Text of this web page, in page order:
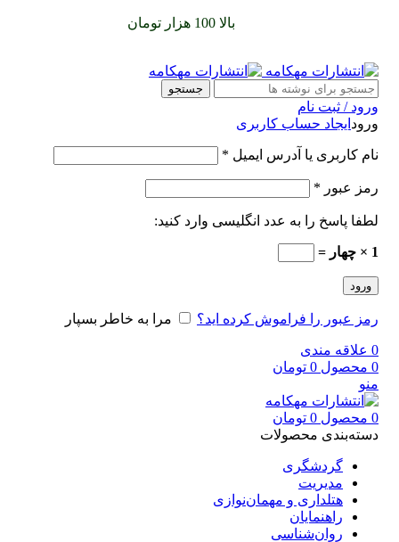
بالا 100 هزار تومان
جستجو
ورود / ثبت نام
ورود ایجاد حساب کاربری
نام کاربری یا آدرس ایمیل *
رمز عبور *
لطفا پاسخ را به عدد انگلیسی وارد کنید:
1 × چهار =
ورود
رمز عبور را فراموش کرده اید؟ مرا به خاطر بسپار
0 علاقه مندی
0 محصول 0 تومان
منو
0 محصول 0 تومان
دسته‌بندی محصولات
گردشگری
مدیریت
هتلداری و مهمان‌نوازی
راهنمایان
روان‌شناسی